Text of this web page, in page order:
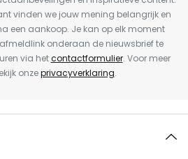
vinden we jouw mening belangrijk en
een aankoop. Je kan op elk moment
onderaan de nieuwsbrief te
via hetcontactformulier. Voor meer
onzeprivacyverklaring.